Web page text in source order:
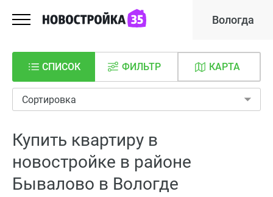
Вологда
СПИСОК КАРТА
ФИЛЬТР
Сортировка
Купить квартиру в
новостройке в районе
Бывалово в Вологде